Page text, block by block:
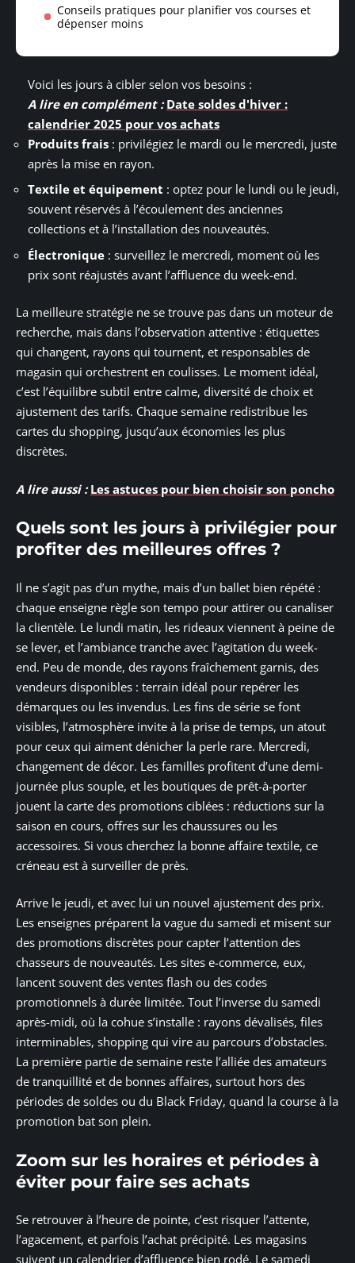
Conseils pratiques pour planifier vos courses et
dépenser moins
Voici les jours à cibler selon vos besoins :
A lire en complément : Date soldes d'hiver :
calendrier 2025 pour vos achats
Produits frais : privilégiez le mardi ou le mercredi, juste
après la mise en rayon.
Textile et équipement : optez pour le lundi ou le jeudi,
souvent réservés à l’écoulement des anciennes
collections et à l’installation des nouveautés.
Électronique : surveillez le mercredi, moment où les
prix sont réajustés avant l’affluence du week-end.
La meilleure stratégie ne se trouve pas dans un moteur de
recherche, mais dans l’observation attentive : étiquettes
qui changent, rayons qui tournent, et responsables de
magasin qui orchestrent en coulisses. Le moment idéal,
c’est l’équilibre subtil entre calme, diversité de choix et
ajustement des tarifs. Chaque semaine redistribue les
cartes du shopping, jusqu’aux économies les plus
discrètes.
A lire aussi : Les astuces pour bien choisir son poncho
Quels sont les jours à privilégier pour
profiter des meilleures offres ?
Il ne s’agit pas d’un mythe, mais d’un ballet bien répété :
chaque enseigne règle son tempo pour attirer ou canaliser
la clientèle. Le lundi matin, les rideaux viennent à peine de
se lever, et l’ambiance tranche avec l’agitation du week-
end. Peu de monde, des rayons fraîchement garnis, des
vendeurs disponibles : terrain idéal pour repérer les
démarques ou les invendus. Les fins de série se font
visibles, l’atmosphère invite à la prise de temps, un atout
pour ceux qui aiment dénicher la perle rare. Mercredi,
changement de décor. Les familles profitent d’une demi-
journée plus souple, et les boutiques de prêt-à-porter
jouent la carte des promotions ciblées : réductions sur la
saison en cours, offres sur les chaussures ou les
accessoires. Si vous cherchez la bonne affaire textile, ce
créneau est à surveiller de près.
Arrive le jeudi, et avec lui un nouvel ajustement des prix.
Les enseignes préparent la vague du samedi et misent sur
des promotions discrètes pour capter l’attention des
chasseurs de nouveautés. Les sites e-commerce, eux,
lancent souvent des ventes flash ou des codes
promotionnels à durée limitée. Tout l’inverse du samedi
après-midi, où la cohue s’installe : rayons dévalisés, files
interminables, shopping qui vire au parcours d’obstacles.
La première partie de semaine reste l’alliée des amateurs
de tranquillité et de bonnes affaires, surtout hors des
périodes de soldes ou du Black Friday, quand la course à la
promotion bat son plein.
Zoom sur les horaires et périodes à
éviter pour faire ses achats
Se retrouver à l’heure de pointe, c’est risquer l’attente,
l’agacement, et parfois l’achat précipité. Les magasins
suivent un calendrier d’affluence bien rodé. Le samedi